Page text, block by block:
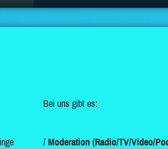
Bei uns gibt es:
Moderation (Radio/TV/Video/